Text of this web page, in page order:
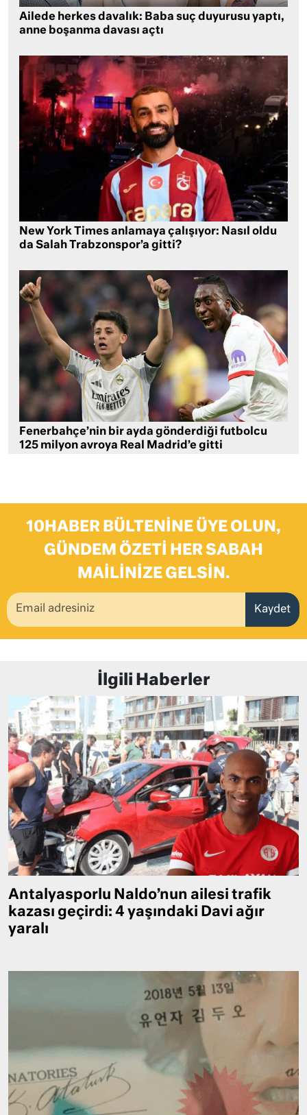
Ailede herkes davalık: Baba suç duyurusu yaptı,
anne boşanma davası açtı
New York Times anlamaya çalışıyor: Nasıl oldu
da Salah Trabzonspor’a gitti?
Fenerbahçe’nin bir ayda gönderdiği futbolcu
125 milyon avroya Real Madrid’e gitti
10HABER BÜLTENINE ÜYE OLUN,
GÜNDEM ÖZETI HER SABAH
MAILINIZE GELSIN.
Kaydet
İlgili Haberler
Antalyasporlu Naldo’nun ailesi trafik
kazası geçirdi: 4 yaşındaki Davi ağır
yaralı